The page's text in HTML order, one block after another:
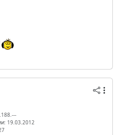
19.03.2012